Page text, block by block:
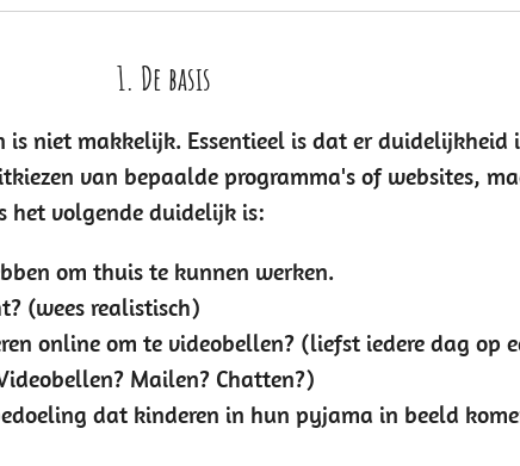
1. De basis
niet makkelijk. Essentieel is dat er duidelijkheid
van bepaalde programma's of websites,
het volgende duidelijk is:
om thuis te kunnen werken.
(wees realistisch)
online om te videobellen? (liefst iedere dag op
Mailen? Chatten?)
dat kinderen in hun pyjama in beeld